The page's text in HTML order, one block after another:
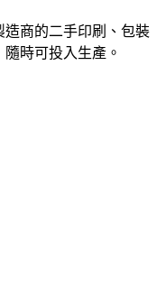
商的二手印刷、包裝
時可投入生產。